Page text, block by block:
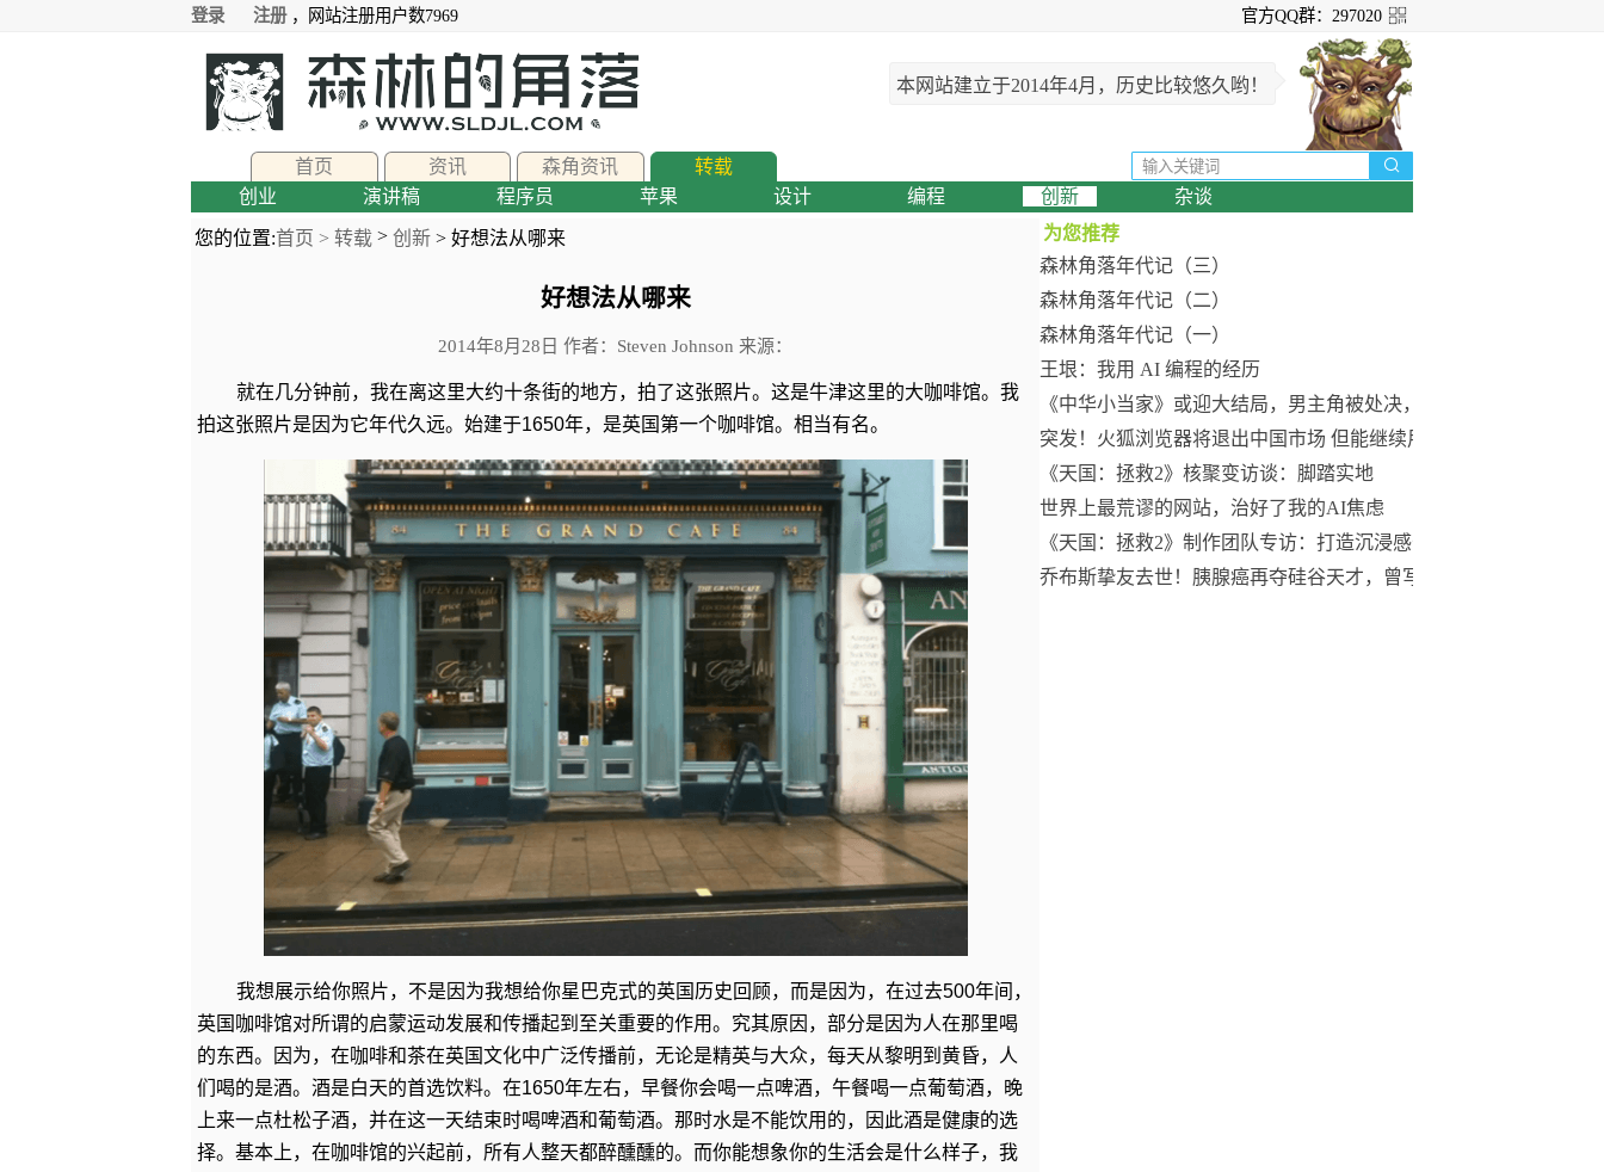
登录 注册，网站注册用户数7969 官方QQ群：297020
本网站建立于2014年4月，历史比较悠久哟！

首页 资讯 森角资讯
转载
创业
演讲稿 程序员 苹果 设计 编程 创新 杂谈
您的位置:首页 > 转载 > 创新 > 好想法从哪来
好想法从哪来
2014年8月28日 作者：Steven Johnson 来源：
就在几分钟前，我在离这里大约十条街的地方，拍了这张照片。这是牛津这里的大咖啡馆。我
拍这张照片是因为它年代久远。始建于1650年，是英国第一个咖啡馆。相当有名。
我想展示给你照片，不是因为我想给你星巴克式的英国历史回顾，而是因为，在过去500年间，
英国咖啡馆对所谓的启蒙运动发展和传播起到至关重要的作用。究其原因，部分是因为人在那里喝
的东西。因为，在咖啡和茶在英国文化中广泛传播前，无论是精英与大众，每天从黎明到黄昏，人
们喝的是酒。酒是白天的首选饮料。在1650年左右，早餐你会喝一点啤酒，午餐喝一点葡萄酒，晚
上来一点杜松子酒，并在这一天结束时喝啤酒和葡萄酒。那时水是不能饮用的，因此酒是健康的选
择。基本上，在咖啡馆的兴起前，所有人整天都醉醺醺的。而你能想象你的生活会是什么样子，我
为您推荐
森林角落年代记（三）
森林角落年代记（二）
森林角落年代记（一）
王垠：我用 AI 编程的经历
《中华小当家》或迎大结局，男主角被处决，网友直呼童年结束
突发！火狐浏览器将退出中国市场 但能继续用
《天国：拯救2》核聚变访谈：脚踏实地
世界上最荒谬的网站，治好了我的AI焦虑
《天国：拯救2》制作团队专访：打造沉浸感十足的世界
乔布斯挚友去世！胰腺癌再夺硅谷天才，曾写下苹果「创世代码」